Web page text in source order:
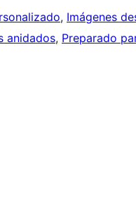
, Imágenes
anidados, Preparado